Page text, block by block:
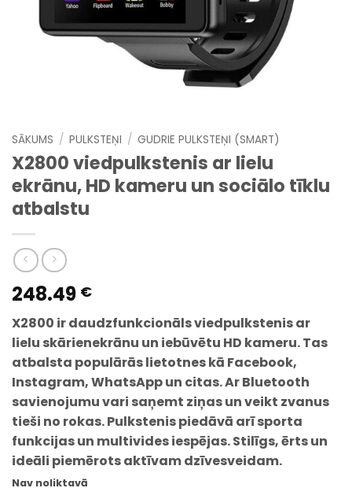
SĀKUMS / PULKSTEŅI / GUDRIE PULKSTEŅI (SMART)
X2800 viedpulkstenis ar lielu
ekrānu, HD kameru un sociālo tīklu
atbalstu
248.49 €
X2800 ir daudzfunkcionāls viedpulkstenis ar
lielu skārienekrānu un iebūvētu HD kameru. Tas
atbalsta populārās lietotnes kā Facebook,
Instagram, WhatsApp un citas. Ar Bluetooth
savienojumu vari saņemt ziņas un veikt zvanus
tieši no rokas. Pulkstenis piedāvā arī sporta
funkcijas un multivides iespējas. Stilīgs, ērts un
ideāli piemērots aktīvam dzīvesveidam.
Nav noliktavā